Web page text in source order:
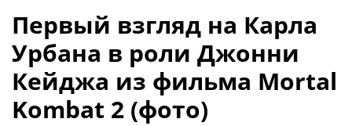
Первый взгляд на Карла
Урбана в роли Джонни
Кейджа из фильма Mortal
Kombat 2 (фото)